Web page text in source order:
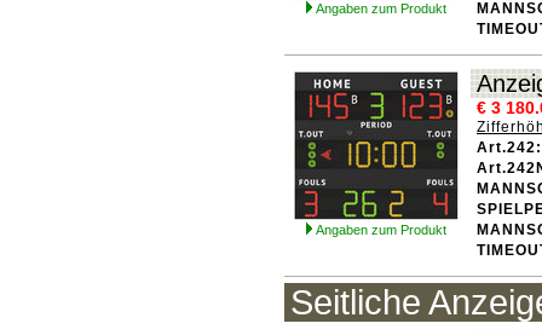
Angaben zum Produkt
Angaben zum Produkt
€ 3
Seitliche